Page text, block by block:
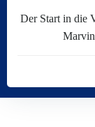
Der Start in die